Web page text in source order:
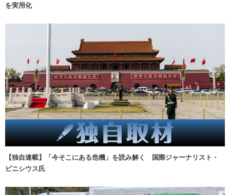
を実用化
【独自連載】「今そこにある危機」を読み解く 国際ジャーナリスト・
ビニシウス氏